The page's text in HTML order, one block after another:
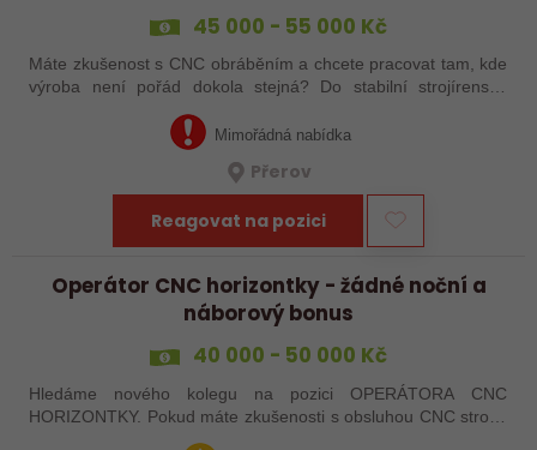
45 000 - 55 000 Kč
Máte zkušenost s CNC obráběním a chcete pracovat tam, kde
výroba není pořád dokola stejná? Do stabilní strojírenské
zakázkovou výrobu. Čeká Vás…Mimořádná nabídka
Přerov
Reagovat na pozici
Operátor CNC horizontky - žádné noční a
náborový bonus
40 000 - 50 000 Kč
Hledáme nového kolegu na pozici OPERÁTORA CNC
HORIZONTKY. Pokud máte zkušenosti s obsluhou CNC strojů,
orientujete se ve výkresové dokumentaci a máte chuť naučit se